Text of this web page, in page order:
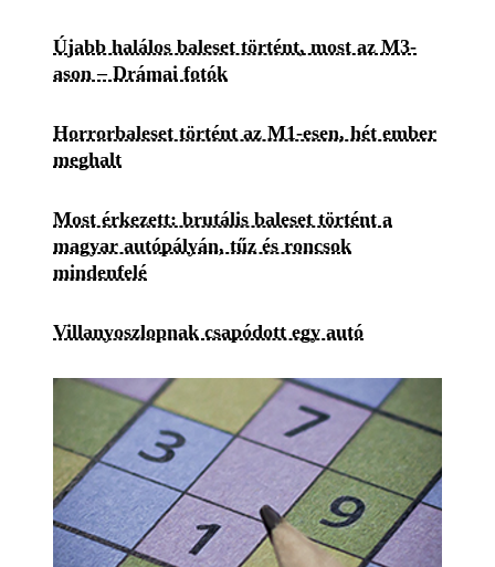
Újabb halálos baleset történt, most az M3-
ason – Drámai fotók
Horrorbaleset történt az M1-esen, hét ember
meghalt
Most érkezett: brutális baleset történt a
magyar autópályán, tűz és roncsok
mindenfelé
Villanyoszlopnak csapódott egy autó